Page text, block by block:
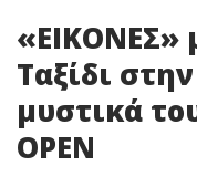
«ΕΙΚΟΝΕΣ»
Ταξίδι
μυστικά
OPEN